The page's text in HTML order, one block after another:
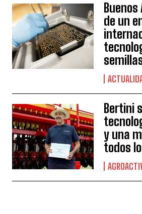
de un
Bertini
y una
todos